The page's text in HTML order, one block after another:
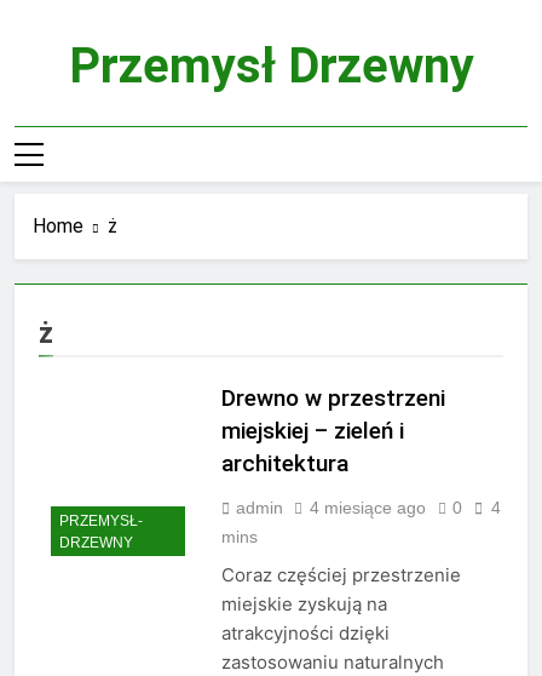
Przemysł Drzewny
Home ż
ż
PRZEMYSŁ-
DRZEWNY
Drewno w przestrzeni
miejskiej – zieleń i
architektura
admin 4 miesiące ago 0
4
mins
Coraz częściej przestrzenie
miejskie zyskują na
atrakcyjności dzięki
zastosowaniu naturalnych